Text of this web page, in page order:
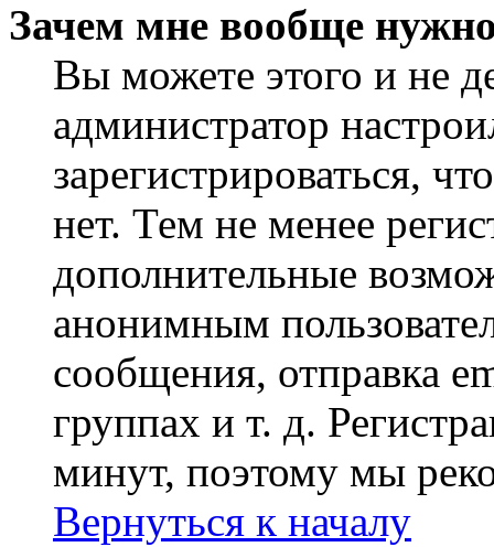
Зачем мне вообще
Вы можете этого и не
администратор
зарегистрироваться,
нет. Тем не менее
дополнительные
анонимным
сообщения, отправка
группах и т. д.
минут, поэтому мы
Вернуться к началу